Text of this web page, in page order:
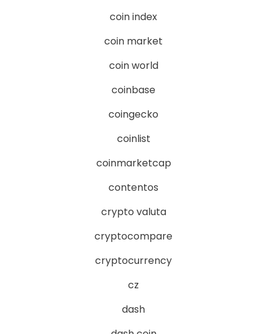
coin index
coin market
coin world
coinbase
coingecko
coinlist
coinmarketcap
contentos
crypto valuta
cryptocompare
cryptocurrency
cz
dash